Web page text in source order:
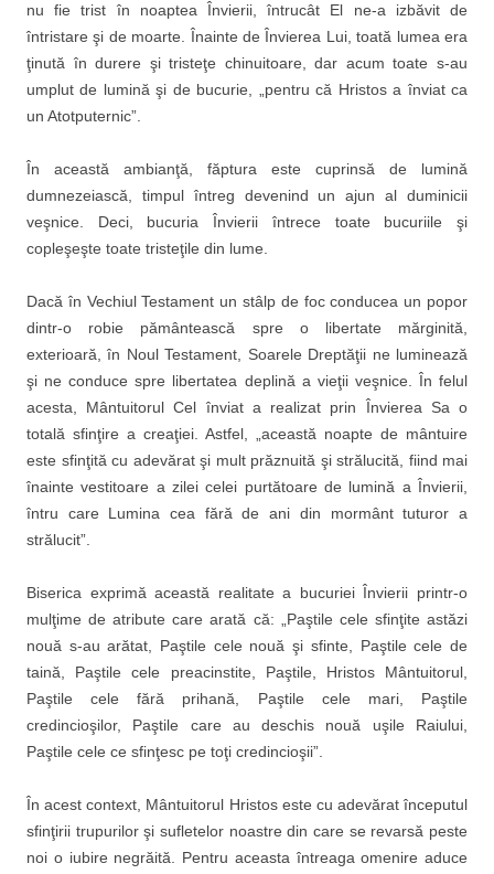
nu fie trist în noaptea Învierii, întrucât El ne-a izbăvit de
întristare şi de moarte. Înainte de Învierea Lui, toată lumea era
ţinută în durere şi tristeţe chinuitoare, dar acum toate s-au
umplut de lumină şi de bucurie, „pentru că Hristos a înviat ca
un Atotputernic”.
În această ambianţă, făptura este cuprinsă de lumină
dumnezeiască, timpul întreg devenind un ajun al duminicii
veşnice. Deci, bucuria Învierii întrece toate bucuriile şi
copleşeşte toate tristeţile din lume.
Dacă în Vechiul Testament un stâlp de foc conducea un popor
dintr-o robie pământească spre o libertate mărginită,
exterioară, în Noul Testament, Soarele Dreptăţii ne luminează
şi ne conduce spre libertatea deplină a vieţii veşnice. În felul
acesta, Mântuitorul Cel înviat a realizat prin Învierea Sa o
totală sfinţire a creaţiei. Astfel, „această noapte de mântuire
este sfinţită cu adevărat şi mult prăznuită şi strălucită, fiind mai
înainte vestitoare a zilei celei purtătoare de lumină a Învierii,
întru care Lumina cea fără de ani din mormânt tuturor a
strălucit”.
Biserica exprimă această realitate a bucuriei Învierii printr-o
mulţime de atribute care arată că: „Paştile cele sfinţite astăzi
nouă s-au arătat, Paştile cele nouă şi sfinte, Paştile cele de
taină, Paştile cele preacinstite, Paştile, Hristos Mântuitorul,
Paştile cele fără prihană, Paştile cele mari, Paştile
credincioşilor, Paştile care au deschis nouă uşile Raiului,
Paştile cele ce sfinţesc pe toţi credincioşii”.
În acest context, Mântuitorul Hristos este cu adevărat începutul
sfinţirii trupurilor şi sufletelor noastre din care se revarsă peste
noi o iubire negrăită. Pentru aceasta întreaga omenire aduce